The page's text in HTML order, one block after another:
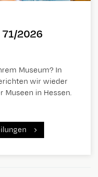
2026
Museum? In
wir wieder
Museen in Hessen.